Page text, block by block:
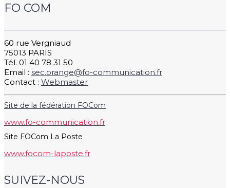
FO COM
60 rue Vergniaud
75013 PARIS
Tél. 01 40 78 31 50
Email : sec.orange@fo-communication.fr
Contact : Webmaster
Site de la fédération FOCom
www.fo-communication.fr
Site FOCom La Poste
www.focom-laposte.fr
SUIVEZ-NOUS